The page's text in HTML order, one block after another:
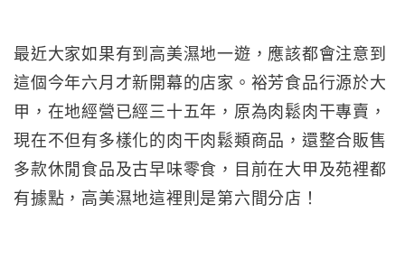
最近大家如果有到高美濕地一遊，應該都會注意到
這個今年六月才新開幕的店家。裕芳食品行源於大
甲，在地經營已經三十五年，原為肉鬆肉干專賣，
現在不但有多樣化的肉干肉鬆類商品，還整合販售
多款休閒食品及古早味零食，目前在大甲及苑裡都
有據點，高美濕地這裡則是第六間分店！